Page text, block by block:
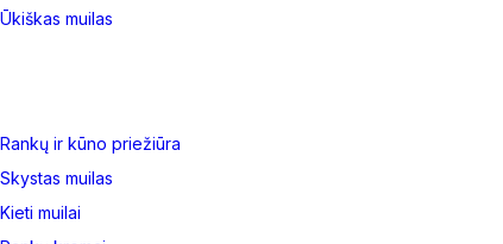
Ūkiškas muilas
Rankų ir kūno priežiūra
Skystas muilas
Kieti muilai